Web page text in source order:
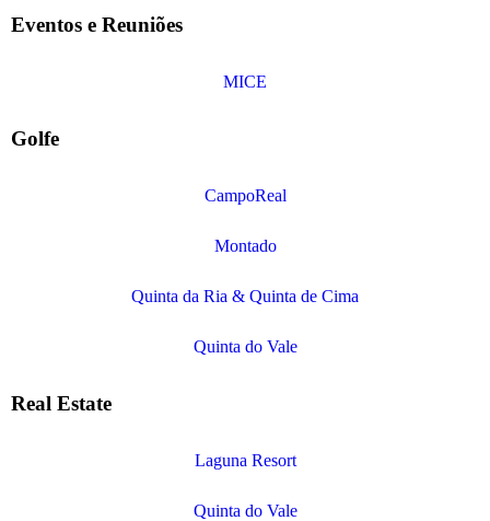
Eventos e Reuniões
MICE
Golfe
CampoReal
Montado
Quinta da Ria & Quinta de Cima
Quinta do Vale
Real Estate
Laguna Resort
Quinta do Vale